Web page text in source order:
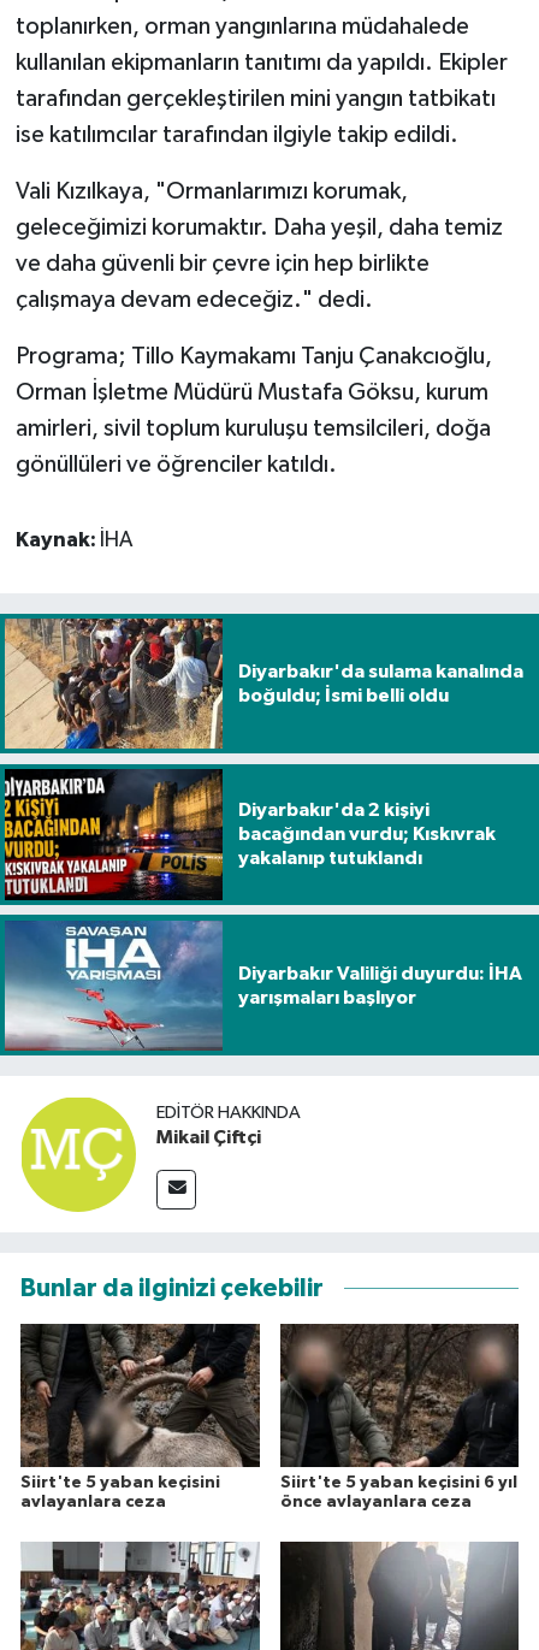
toplanırken, orman yangınlarına müdahalede
kullanılan ekipmanların tanıtımı da yapıldı. Ekipler
tarafından gerçekleştirilen mini yangın tatbikatı
ise katılımcılar tarafından ilgiyle takip edildi.
Vali Kızılkaya, "Ormanlarımızı korumak,
geleceğimizi korumaktır. Daha yeşil, daha temiz
ve daha güvenli bir çevre için hep birlikte
çalışmaya devam edeceğiz." dedi.
Programa; Tillo Kaymakamı Tanju Çanakcıoğlu,
Orman İşletme Müdürü Mustafa Göksu, kurum
amirleri, sivil toplum kuruluşu temsilcileri, doğa
gönüllüleri ve öğrenciler katıldı.
Kaynak: İHA
Diyarbakır'da sulama kanalında
boğuldu; İsmi belli oldu
Diyarbakır'da 2 kişiyi
bacağından vurdu; Kıskıvrak
yakalanıp tutuklandı
Diyarbakır Valiliği duyurdu: İHA
yarışmaları başlıyor
EDITÖR HAKKINDA
Mikail Çiftçi
Bunlar da ilginizi çekebilir
Siirt'te 5 yaban keçisini
avlayanlara ceza
Siirt'te 5 yaban keçisini 6 yıl
önce avlayanlara ceza